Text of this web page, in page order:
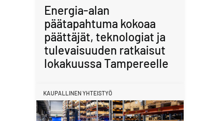
Energia-alan
päätapahtuma kokoaa
päättäjät, teknologiat ja
tulevaisuuden ratkaisut
lokakuussa Tampereelle
KAUPALLINEN YHTEISTYÖ